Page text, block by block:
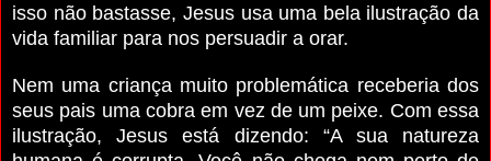
isso não bastasse, Jesus usa uma bela ilustração da
vida familiar para nos persuadir a orar.
Nem uma criança muito problemática receberia dos
seus pais uma cobra em vez de um peixe. Com essa
ilustração, Jesus está dizendo: “A sua natureza